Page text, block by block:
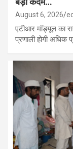
August 6, 2026
एटीआर मॉड्यूल का
प्रणाली होगी अधिक